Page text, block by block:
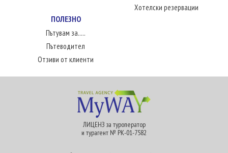
Хотелски резервации
ПОЛЕЗНО
Пътувам за.....
Пътеводител
Отзиви от клиенти
ЛИЦЕНЗ за туроператор
и турагент № РК-01-7582